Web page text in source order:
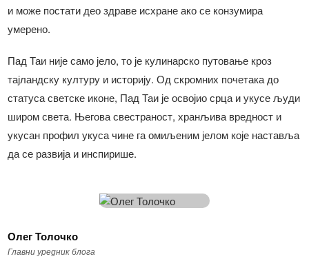
и може постати део здраве исхране ако се конзумира
умерено.
Пад Таи није само јело, то је кулинарско путовање кроз
тајландску културу и историју. Од скромних почетака до
статуса светске иконе, Пад Таи је освојио срца и укусе људи
широм света. Његова свестраност, хранљива вредност и
укусан профил укуса чине га омиљеним јелом које наставља
да се развија и инспирише.
Олег Толочко
Главни уредник блога